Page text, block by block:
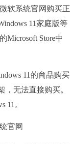
软系统官网购买正
11家庭版等
Microsoft Store中
11的商品购买
，无法直接购买。
11。
官网